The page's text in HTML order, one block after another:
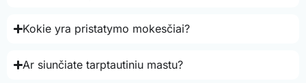
Kokie yra pristatymo mokesčiai?
Ar siunčiate tarptautiniu mastu?